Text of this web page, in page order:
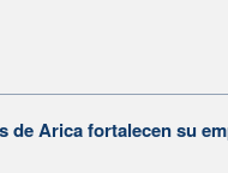
de Arica fortalecen su